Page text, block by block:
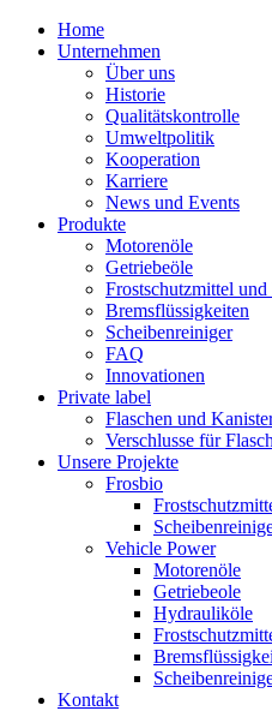
Home
Unternehmen
Über uns
Historie
Qualitätskontrolle
Umweltpolitik
Kooperation
Karriere
News und Events
Produkte
Motorenöle
Getriebeöle
Frostschutzmittel
Bremsflüssigkeiten
Scheibenreiniger
FAQ
Innovationen
Private label
Flaschen und
Verschlusse für
Unsere Projekte
Frosbio
Vehicle Power
Motorenöle
Getriebeole
Hydrauliköle
Kontakt